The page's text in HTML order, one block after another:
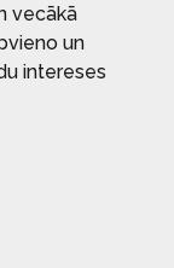
vecākā
un
intereses